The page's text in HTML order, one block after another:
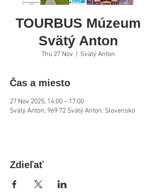
TOURBUS Múzeum
Svätý Anton
Thu 27 Nov Svätý Anton
Čas a miesto
27 Nov 2025, 14:00 – 17:00
Svätý Anton, 969 72 Svätý Anton, Slovensko
Zdieľať